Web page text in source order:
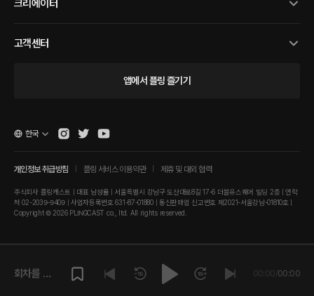
크리에이터
고객센터
앱에서 플링 즐기기
개인정보 취급방침 플링 서비스 이용약관 제휴 및 대외 협력
주식회사 플링캐스트 | 대표 남성률 | 서울특별시 강남구 도산대로8길 17-6 더블유스퀘어 빌딩 2층 | 연락
처 02-2039-9409 | 사업자등록번호 631-87-01880 | 통신판매업 신고번호 제2021-서울강남-01810호 |
Copyright © 2026 PLINGCAST co., ltd. All rights reserved.
한국
회차를 재
00:00/00:00